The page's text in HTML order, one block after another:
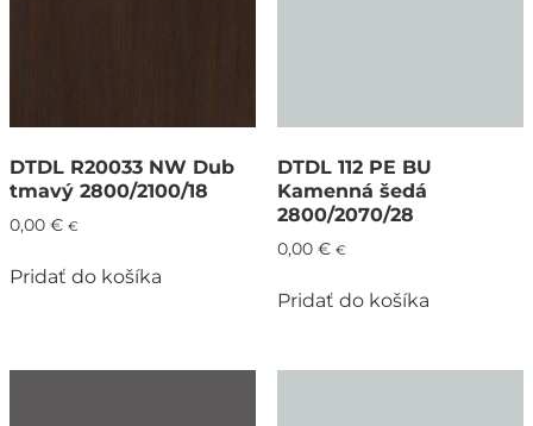
DTDL R20033 NW Dub
tmavý 2800/2100/18
0,00 € €
Pridať do košíka
DTDL 112 PE BU
Kamenná šedá
2800/2070/28
0,00 € €
Pridať do košíka